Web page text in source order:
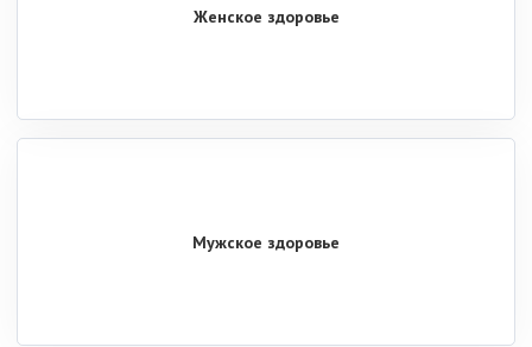
Женское здоровье
Мужское здоровье